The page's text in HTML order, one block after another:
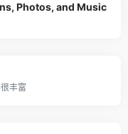
Photos, and Music
丰富